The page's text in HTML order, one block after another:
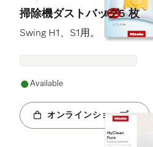
掃除機ダストバッグ5 枚
Swing H1、S1用。
Available
オンラインショップへ